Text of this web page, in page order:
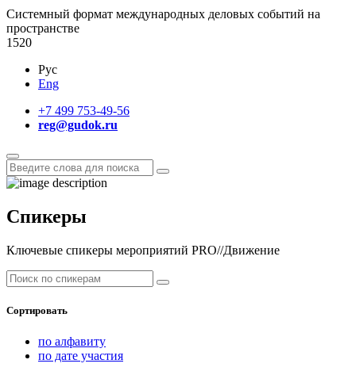
Cистемный формат международных деловых событий на
пространстве
1520
Рус
Eng
+7 499 753-49-56
reg@gudok.ru
Спикеры
Ключевые спикеры мероприятий PRO//Движение
Сортировать
по алфавиту
по дате участия